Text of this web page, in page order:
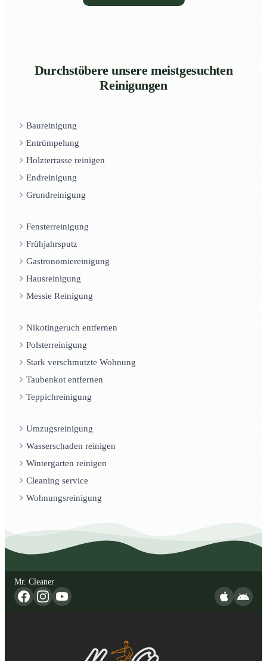
Durchstöbere unsere meistgesuchten
Reinigungen
Baureinigung
Entrümpelung
Holzterrasse reinigen
Endreinigung
Grundreinigung
Fensterreinigung
Frühjahrsputz
Gastronomiereinigung
Hausreinigung
Messie Reinigung
Nikotingeruch entfernen
Polsterreinigung
Stark verschmutzte Wohnung
Taubenkot entfernen
Teppichreinigung
Umzugsreinigung
Wasserschaden reinigen
Wintergarten reinigen
Cleaning service
Wohnungsreinigung
Mr. Cleaner